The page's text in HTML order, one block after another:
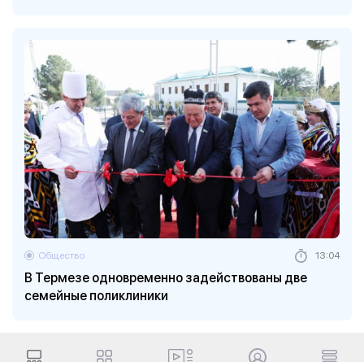
В Термезе одновременно задействованы две
семейные поликлиники
Общество 13:04